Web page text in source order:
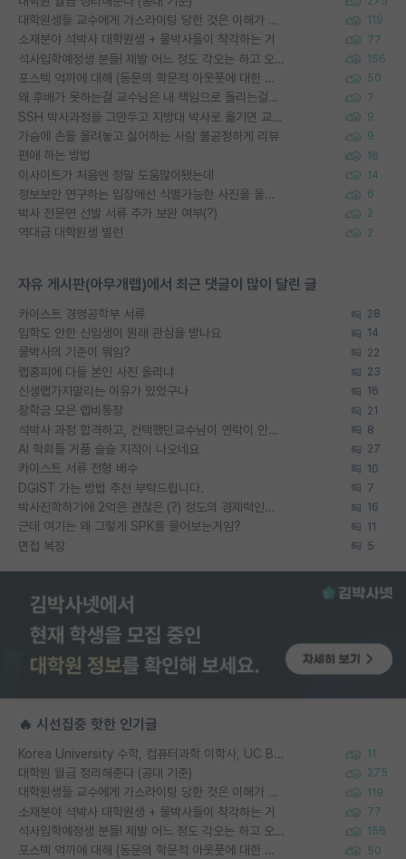
대학원생들 교수에게 가스라이팅 당한 것은 이해가 갑니다. 안타깝네요. 119
소재분야 석박사 대학원생 + 물박사들이 착각하는 거 77
석사입학예정생 분들! 제발 어느 정도 각오는 하고 오세요. 156
포스텍 억까에 대해 (동문의 학문적 아웃풋에 대한 반박) 50
왜 후배가 못하는걸 교수님은 내 책임으로 돌리는걸까요? 7
SSH 박사과정을 그만두고 지방대 박사로 옮기면 교수의 꿈은 끝일까요? 9
가슴에 손을 올려놓고 싫어하는 사람 불공정하게 리뷰 9
편애 하는 방법 16
이사이트가 처음엔 정말 도움많이됐는데 14
정보보안 연구하는 입장에선 식별가능한 사진을 올리는건 비추이긴함 6
박사 전문연 선발 서류 추가 보완 여부(?) 2
역대급 대학원생 빌런 2
자유 게시판(아무개랩)에서 최근 댓글이 많이 달린 글
카이스트 경영공학부 서류 28
입학도 안한 신입생이 원래 관심을 받나요 14
물박사의 기준이 뭐임? 22
랩홈피에 다들 본인 사진 올리냐 23
신생랩가지말라는 이유가 있었구나 16
장학금 모은 랩비통장 21
석박사 과정 합격하고, 컨택했던교수님이 연락이 안됩니다... 8
AI 학회들 거품 슬슬 지적이 나오네요 27
카이스트 서류 전형 배수 10
DGIST 가는 방법 추천 부탁드립니다. 7
박사진학하기에 2억은 괜찮은 (?) 정도의 경제력인가요 16
근데 여기는 왜 그렇게 SPK를 물어보는거임? 11
면접 복장 5
🔥 시선집중 핫한 인기글
Korea University 수학, 컴퓨터과학 이학사, UC Berkeley 산업공학 대학원 공학박사가 되는 것은 쉽지 않겠죠? 11
대학원 월급 정리해준다 (공대 기준) 275
대학원생들 교수에게 가스라이팅 당한 것은 이해가 갑니다. 안타깝네요. 119
소재분야 석박사 대학원생 + 물박사들이 착각하는 거 77
석사입학예정생 분들! 제발 어느 정도 각오는 하고 오세요. 156
포스텍 억까에 대해 (동문의 학문적 아웃풋에 대한 반박) 50